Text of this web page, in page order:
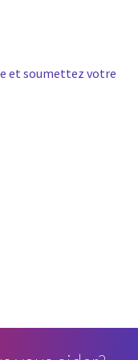
et soumettez votre